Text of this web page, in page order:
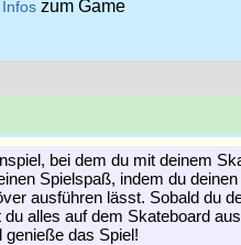
zum Game
bei dem du mit deinem
Spielspaß, indem du
ausführen lässt. Sobald du
alles auf dem Skateboard
das Spiel!